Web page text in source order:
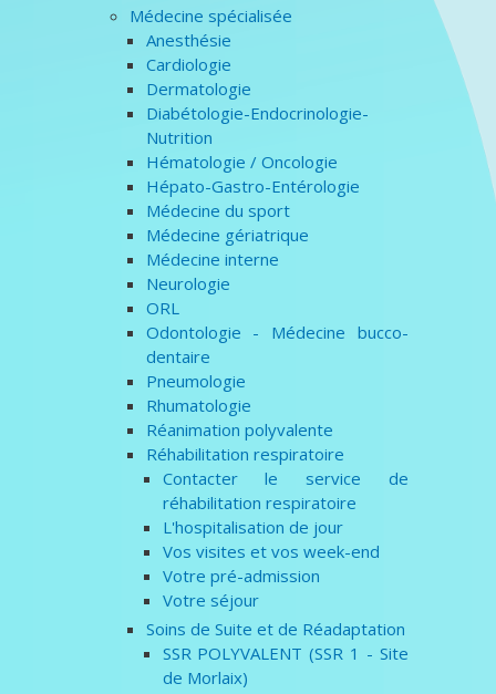
Médecine spécialisée
Anesthésie
Cardiologie
Dermatologie
Diabétologie-Endocrinologie-
Nutrition
Hématologie / Oncologie
Hépato-Gastro-Entérologie
Médecine du sport
Médecine gériatrique
Médecine interne
Neurologie
ORL
Odontologie - Médecine bucco-
dentaire
Pneumologie
Rhumatologie
Réanimation polyvalente
Réhabilitation respiratoire
Contacter le service de
réhabilitation respiratoire
L'hospitalisation de jour
Vos visites et vos week-end
Votre pré-admission
Votre séjour
Soins de Suite et de Réadaptation
SSR POLYVALENT (SSR 1 - Site
de Morlaix)